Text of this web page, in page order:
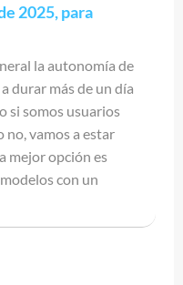
2025, para
la autonomía de
durar más de un día
si somos usuarios
no, vamos a estar
mejor opción es
con un